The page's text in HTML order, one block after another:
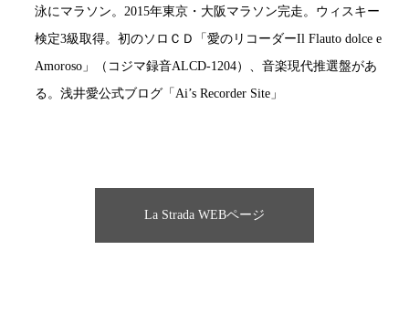
泳にマラソン。2015年東京・大阪マラソン完走。ウィスキー
検定3級取得。初のソロＣＤ「愛のリコーダーIl Flauto dolce e
Amoroso」（コジマ録音ALCD-1204）、音楽現代推選盤があ
る。浅井愛公式ブログ「Ai’s Recorder Site」
La Strada WEBページ